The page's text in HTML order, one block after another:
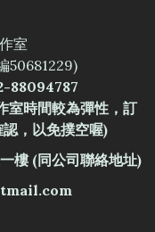
室
50681229)
88094787
時間較為彈性，訂
，以免撲空喔)
樓 (同公司聯絡地址)